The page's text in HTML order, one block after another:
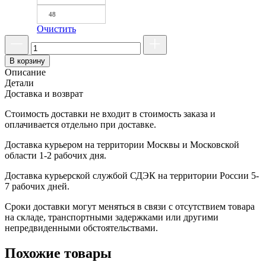
48
Очистить
В корзину
Описание
Детали
Доставка и возврат
Стоимость доставки не входит в стоимость заказа и
оплачивается отдельно при доставке.
Доставка курьером на территории Москвы и Московской
области 1-2 рабочих дня.
Доставка курьерской службой СДЭК на территории России 5-
7 рабочих дней.
Сроки доставки могут меняться в связи с отсутствием товара
на складе, транспортными задержками или другими
непредвиденными обстоятельствами.
Похожие товары